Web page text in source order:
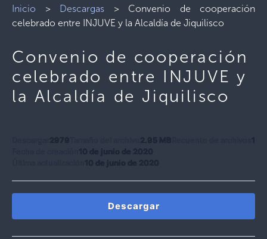
Inicio > Descargas > Convenio de cooperación
celebrado entre INJUVE y la Alcaldía de Jiquilisco
Convenio de cooperación
celebrado entre INJUVE y
la Alcaldía de Jiquilisco
2979 2.95 MB
1
10 de junio de 2020
10 de junio de 2020
Descargar